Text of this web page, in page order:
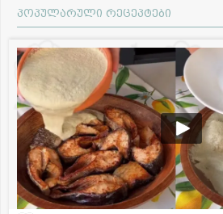
პოპულარული რეცეპტები